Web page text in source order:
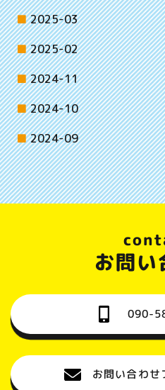
2025-03
2025-02
2024-11
2024-10
2024-09
お問い
090-
お問い合わせ